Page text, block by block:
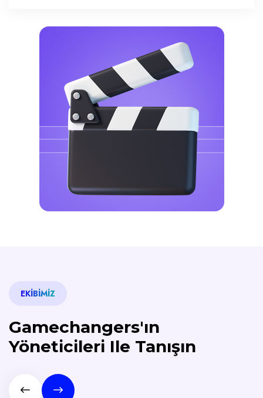
EKIBIMIZ
Gamechangers'ın
Yöneticileri Ile Tanışın